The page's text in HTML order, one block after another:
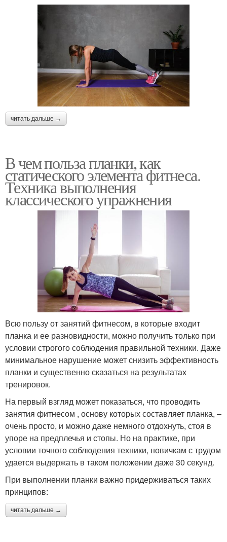
читать дальше →
В чем польза планки, как
статического элемента фитнеса.
Техника выполнения
классического упражнения
Всю пользу от занятий фитнесом, в которые входит
планка и ее разновидности, можно получить только при
условии строгого соблюдения правильной техники. Даже
минимальное нарушение может снизить эффективность
планки и существенно сказаться на результатах
тренировок.
На первый взгляд может показаться, что проводить
занятия фитнесом , основу которых составляет планка, –
очень просто, и можно даже немного отдохнуть, стоя в
упоре на предплечья и стопы. Но на практике, при
условии точного соблюдения техники, новичкам с трудом
удается выдержать в таком положении даже 30 секунд.
При выполнении планки важно придерживаться таких
принципов:
читать дальше →